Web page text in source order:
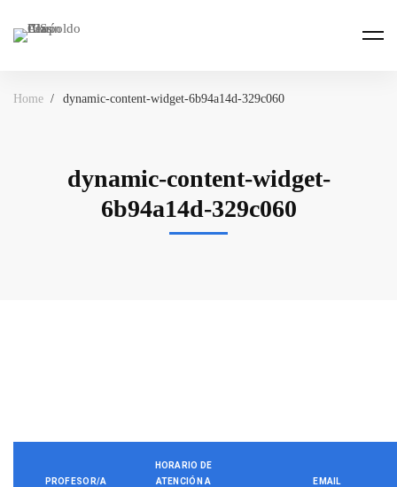
Home dynamic-content-widget-6b94a14d-329c060
dynamic-content-widget-
6b94a14d-329c060
PROFESOR/A
HORARIO DE
ATENCIÓN A
EMAIL